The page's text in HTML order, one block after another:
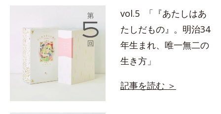
vol.5 「『あたしはあ
たしだもの』。明治34
年生まれ、唯一無二の
生き方」
記事を読む ＞